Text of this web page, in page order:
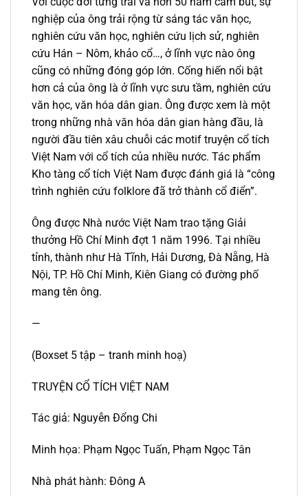
nghiệp của ông trải rộng từ sáng tác văn học,
nghiên cứu văn học, nghiên cứu lịch sử, nghiên
cứu Hán – Nôm, khảo cổ…, ở lĩnh vực nào ông
cũng có những đóng góp lớn. Cống hiến nổi bật
hơn cả của ông là ở lĩnh vực sưu tầm, nghiên cứu
văn học, văn hóa dân gian. Ông được xem là một
trong những nhà văn hóa dân gian hàng đầu, là
người đầu tiên xâu chuỗi các motif truyện cổ tích
Việt Nam với cổ tích của nhiều nước. Tác phẩm
Kho tàng cổ tích Việt Nam được đánh giá là “công
trình nghiên cứu folklore đã trở thành cổ điển”.
Ông được Nhà nước Việt Nam trao tặng Giải
thưởng Hồ Chí Minh đợt 1 năm 1996. Tại nhiều
tỉnh, thành như Hà Tĩnh, Hải Dương, Đà Nẵng, Hà
Nội, TP. Hồ Chí Minh, Kiên Giang có đường phố
mang tên ông.
—
(Boxset 5 tập – tranh minh hoạ)
TRUYỆN CỔ TÍCH VIỆT NAM
Tác giả: Nguyễn Đổng Chi
Minh họa: Phạm Ngọc Tuấn, Phạm Ngọc Tân
Nhà phát hành: Đông A